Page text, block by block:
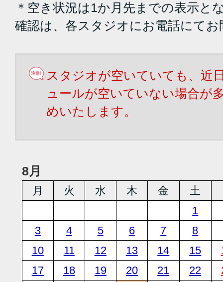
＊空き状況は1か月先までの表示と
確認は、各スタジオにお電話にて
スタジオが空いていても、近
ュールが空いていない場合が
めいたします。
8月
月 火 水 木 金 土
1
3
4 5 6 7
8
10
11 12 13 14 15
17
18 19 20 21 22